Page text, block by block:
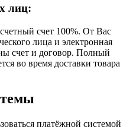
лиц:
счет 100%. От Вас
лица и электронная
счет и договор. Полный
во время доставки товара
платёжной системой